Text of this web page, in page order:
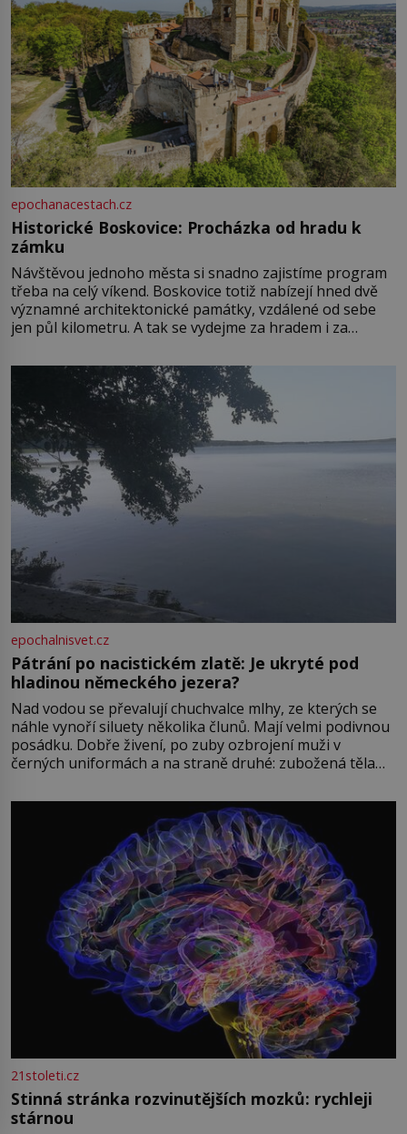
epochanacestach.cz
Historické Boskovice: Procházka od hradu k
zámku
Návštěvou jednoho města si snadno zajistíme program
třeba na celý víkend. Boskovice totiž nabízejí hned dvě
významné architektonické památky, vzdálené od sebe
jen půl kilometru. A tak se vydejme za hradem i za
Boskovice na okraji Drahanské vrchoviny vznikla někdy
ve13. století, a už v roce 1313 kronikáři zaznamenali
epochalnisvet.cz
Pátrání po nacistickém zlatě: Je ukryté pod
hladinou německého jezera?
Nad vodou se převalují chuchvalce mlhy, ze kterých se
náhle vynoří siluety několika člunů. Mají velmi podivnou
posádku. Dobře živení, po zuby ozbrojení muži v
černých uniformách a na straně druhé: zubožená těla
přízračná scéna znamená? Je jaro roku 1945, druhá
světová válka se chýlí ke konci. Jezero Stolpsee
21stoleti.cz
Stinná stránka rozvinutějších mozků: rychleji
stárnou